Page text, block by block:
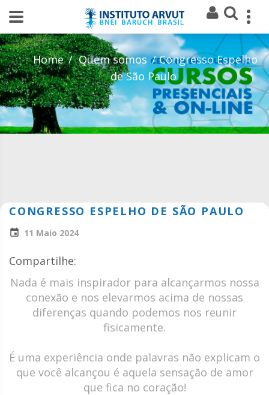
Home Quem somos
Congresso Espelho
de São Paulo
CONGRESSO ESPELHO DE SÃO PAULO
11 Maio 2024
Compartilhe:
Nada é mais inspirador para alcançarmos nossa
conexão e nos elevarmos acima de nossas
diferenças quando podemos nos reunir
fisicamente.
É uma experiência onde palavras não explicam o
que você alcançou é aquela sensação de amor
que fica no coração!